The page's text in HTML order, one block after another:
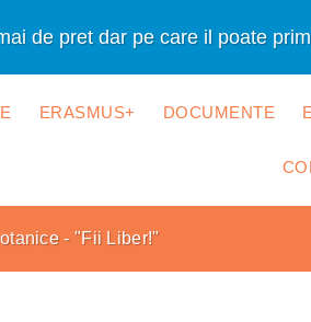
de pret dar pe care il poate
ERASMUS+ DOCUMENTE
- "Fii Liber!"